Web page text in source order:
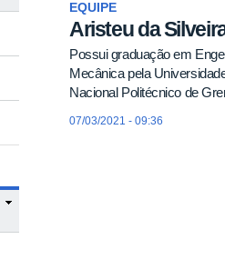
EQUIPE
Aristeu da
Possui graduação em
Mecânica pela
Nacional Politécnico de
07/03/2021 - 09:36